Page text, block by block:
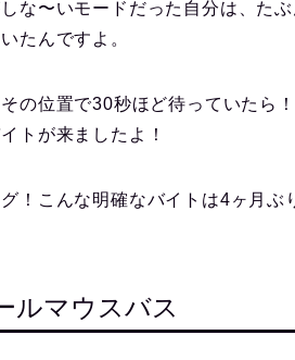
な〜いモードだった自分は、た
たんですよ。
の位置で30秒ほど待っていたら！
トが来ましたよ！
！こんな明確なバイトは4ヶ月ぶ
ルマウスバス